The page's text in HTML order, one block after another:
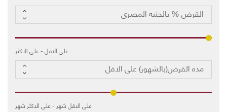
على الاقل-على الاكثر
على الاقل شهر -على الاكثر شهر